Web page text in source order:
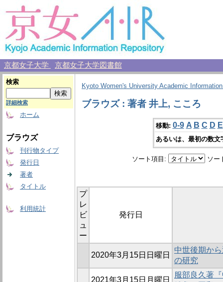
京都女子大学 京都女子大学図書館
検索
詳細検索
ホーム
ブラウズ
刊行物タイプ
発行日
著者
タイトル
利用統計
Kyoto Women's University Academic
ブラウズ : 著者 井上, こころ
移動: 0-9 A B C D E
あるいは、最初の数
ソート項目: ソー
プ
レ
ビ
ュ
ー
発行日
2020年3月15日日曜日
中世後期か
の研究
2021年3月15日月曜日
服部良久著